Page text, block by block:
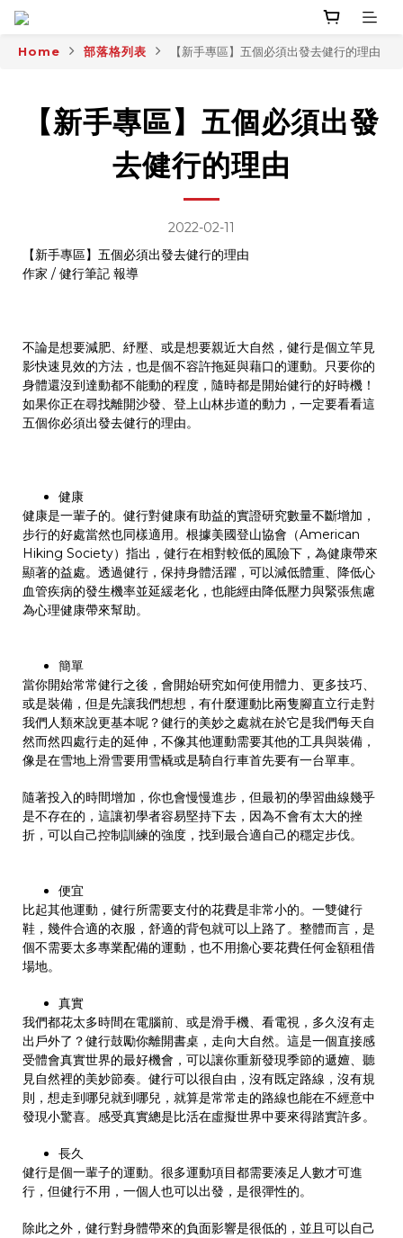
Home 部落格列表 【新手專區】五個必須出發去健行的理由
【新手專區】五個必須出發
去健行的理由
2022-02-11
【新手專區】五個必須出發去健行的理由
作家 / 健行筆記 報導
不論是想要減肥、紓壓、或是想要親近大自然，健行是個立竿見
影快速見效的方法，也是個不容許拖延與藉口的運動。只要你的
身體還沒到達動都不能動的程度，隨時都是開始健行的好時機！
如果你正在尋找離開沙發、登上山林步道的動力，一定要看看這
五個你必須出發去健行的理由。
健康
​健康是一輩子的。健行對健康有助益的實證研究數量不斷增加，
步行的好處當然也同樣適用。根據美國登山協會（American
Hiking Society）指出，健行在相對較低的風險下，為健康帶來
顯著的益處。透過健行，保持身體活躍，可以減低體重、降低心
血管疾病的發生機率並延緩老化，也能經由降低壓力與緊張焦慮
為心理健康帶來幫助。
簡單
​當你開始常常健行之後，會開始研究如何使用體力、更多技巧、
或是裝備，但是先讓我們想想，有什麼運動比兩隻腳直立行走對
我們人類來說更基本呢？健行的美妙之處就在於它是我們每天自
然而然四處行走的延伸，不像其他運動需要其他的工具與裝備，
像是在雪地上滑雪要用雪橇或是騎自行車首先要有一台單車。
隨著投入的時間增加，你也會慢慢進步，但最初的學習曲線幾乎
是不存在的，這讓初學者容易堅持下去，因為不會有太大的挫
折，可以自己控制訓練的強度，找到最合適自己的穩定步伐。
便宜
​比起其他運動，健行所需要支付的花費是非常小的。一雙健行
鞋，幾件合適的衣服，舒適的背包就可以上路了。整體而言，是
個不需要太多專業配備的運動，也不用擔心要花費任何金額租借
場地。
真實
​我們都花太多時間在電腦前、或是滑手機、看電視，多久沒有走
出戶外了？健行鼓勵你離開書桌，走向大自然。這是一個直接感
受體會真實世界的最好機會，可以讓你重新發現季節的遞嬗、聽
見自然裡的美妙節奏。健行可以很自由，沒有既定路線，沒有規
則，想走到哪兒就到哪兒，就算是常常走的路線也能在不經意中
發現小驚喜。感受真實總是比活在虛擬世界中要來得踏實許多。
長久
健行是個一輩子的運動。很多運動項目都需要湊足人數才可進
行，但健行不用，一個人也可以出發，是很彈性的。
除此之外，健行對身體帶來的負面影響是很低的，並且可以自己